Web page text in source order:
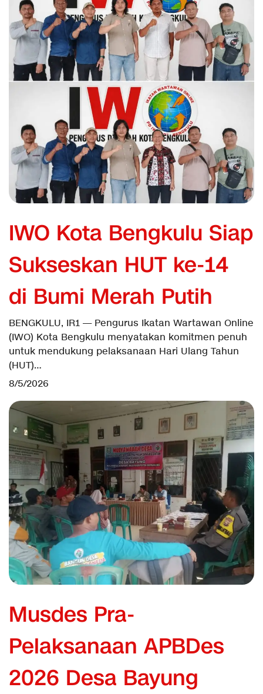
IWO Kota Bengkulu Siap
Sukseskan HUT ke-14
di Bumi Merah Putih
BENGKULU, IR1 — Pengurus Ikatan Wartawan Online
(IWO) Kota Bengkulu menyatakan komitmen penuh
untuk mendukung pelaksanaan Hari Ulang Tahun
(HUT)…
8/5/2026
Musdes Pra-
Pelaksanaan APBDes
2026 Desa Bayung